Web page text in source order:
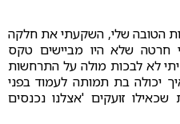
הטובה שלי, השקעתי את חלקה
חרטה שלא היו מביישים טקס
לא לבכות מולה על התרחשות
יכולה בת תמותה לעמוד בפני
זועקים 'אצלנו נכנסים